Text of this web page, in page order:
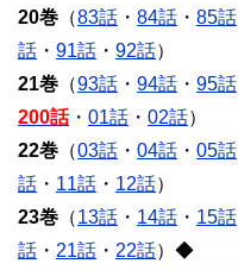
20巻 （83話 ・ 84話 ・ 85話
話 ・ 91話 ・ 92話）
21巻 （93話 ・ 94話 ・ 95話
200話・ 01話 ・ 02話）
22巻 （03話 ・ 04話 ・ 05話
話 ・ 11話 ・ 12話）
23巻 （13話 ・ 14話 ・ 15話
話 ・ 21話 ・ 22話）◆